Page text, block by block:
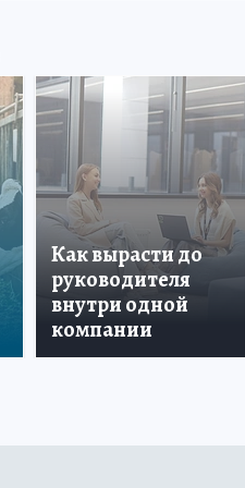
Как вырасти до
руководителя
внутри одной
компании